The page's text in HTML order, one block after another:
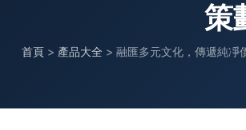
策
首頁 > 產品大全 > 融匯多元文化，傳遞純